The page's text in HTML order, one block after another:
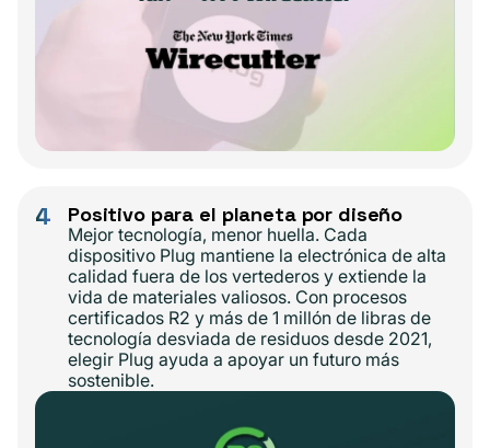
4 Positivo para el planeta por diseño
Mejor tecnología, menor huella. Cada
dispositivo Plug mantiene la electrónica de alta
calidad fuera de los vertederos y extiende la
vida de materiales valiosos. Con procesos
certificados R2 y más de 1 millón de libras de
tecnología desviada de residuos desde 2021,
elegir Plug ayuda a apoyar un futuro más
sostenible.